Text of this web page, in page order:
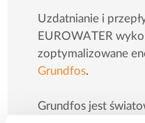
Uzdatnianie i
EUROWATER
zoptymalizowane
Grundfos.
Grundfos jest